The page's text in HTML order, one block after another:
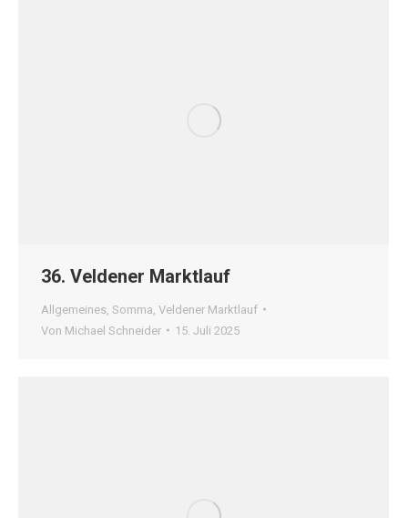
36. Veldener Marktlauf
Allgemeines Somma Veldener Marktlauf
Von Michael Schneider 15. Juli 2025